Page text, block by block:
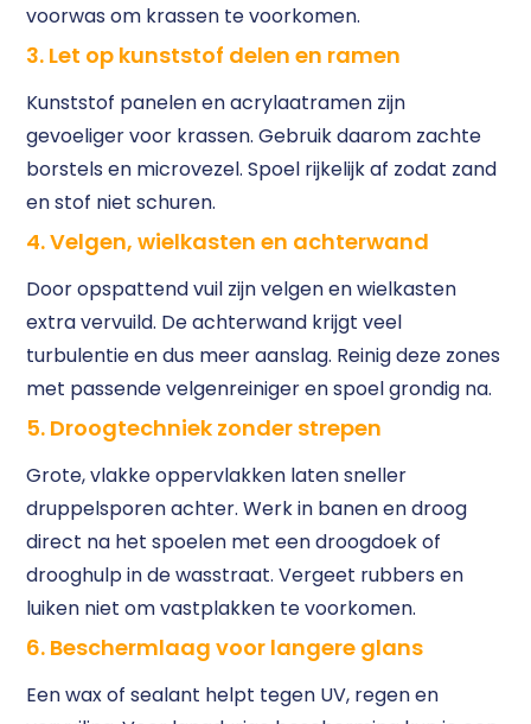
voorwas om krassen te voorkomen.
3. Let op kunststof delen en ramen
Kunststof panelen en acrylaatramen zijn
gevoeliger voor krassen. Gebruik daarom zachte
borstels en microvezel. Spoel rijkelijk af zodat zand
en stof niet schuren.
4. Velgen, wielkasten en achterwand
Door opspattend vuil zijn velgen en wielkasten
extra vervuild. De achterwand krijgt veel
turbulentie en dus meer aanslag. Reinig deze zones
met passende velgenreiniger en spoel grondig na.
5. Droogtechniek zonder strepen
Grote, vlakke oppervlakken laten sneller
druppelsporen achter. Werk in banen en droog
direct na het spoelen met een droogdoek of
drooghulp in de wasstraat. Vergeet rubbers en
luiken niet om vastplakken te voorkomen.
6. Beschermlaag voor langere glans
Een wax of sealant helpt tegen UV, regen en